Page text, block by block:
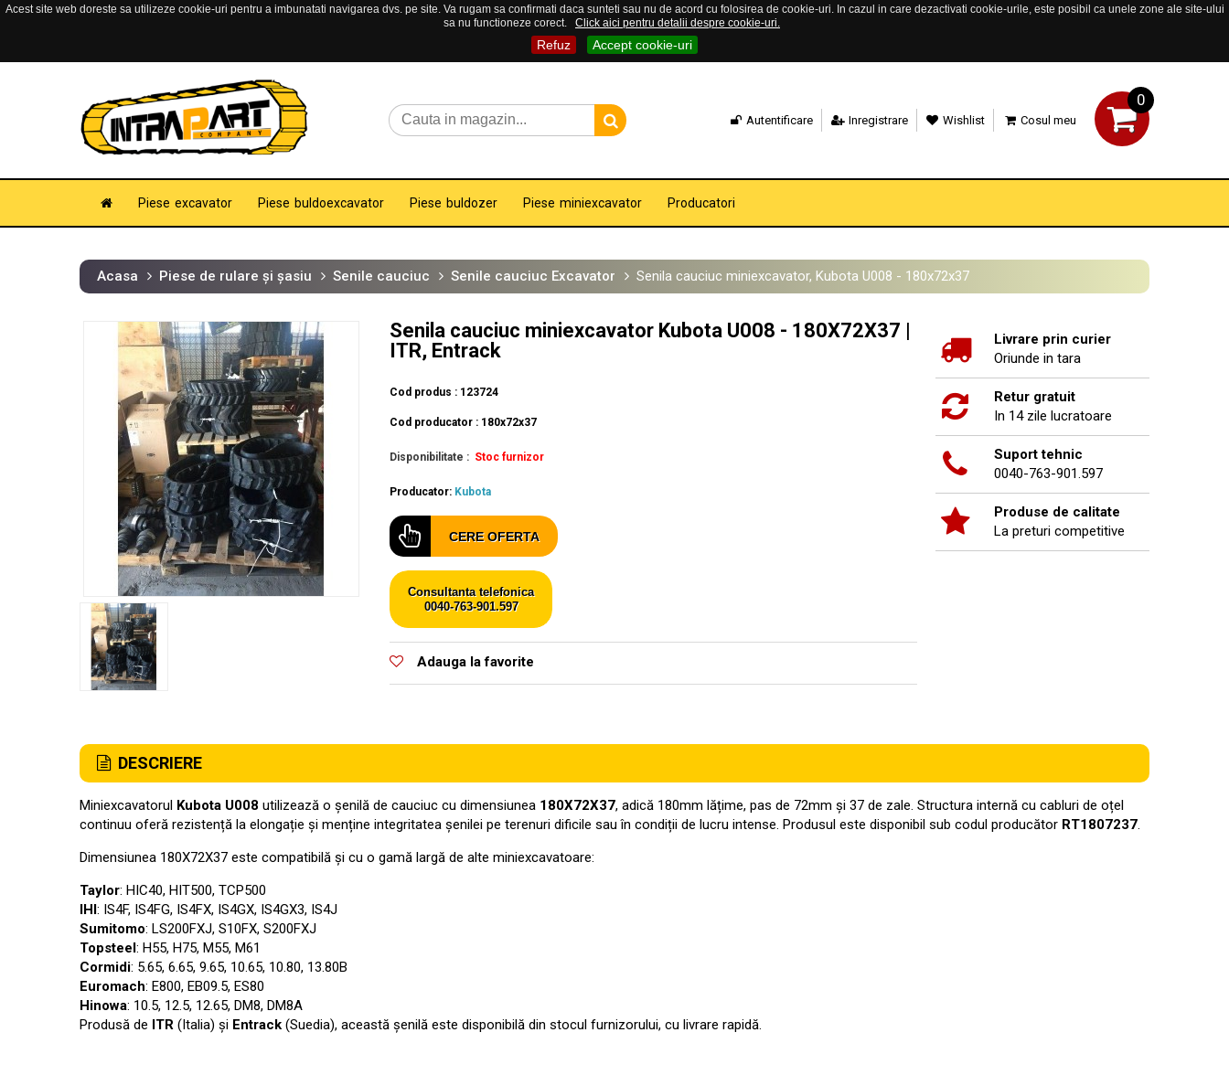
Acest site web doreste sa utilizeze cookie-uri pentru a imbunatati navigarea dvs. pe site. Va rugam sa confirmati daca sunteti sau nu de acord cu folosirea de cookie-uri. In cazul in care dezactivati cookie-urile, este posibil ca unele zone ale site-ului
sa nu functioneze corect.
Click aici pentru detalii despre cookie-uri.
Refuz Accept cookie-uri
0
Autentificare Inregistrare Wishlist Cosul meu
Piese excavator Piese buldoexcavator Piese buldozer Piese miniexcavator Producatori
Acasa Piese de rulare și șasiu Senile cauciuc Senile cauciuc Excavator Senila cauciuc miniexcavator, Kubota U008 - 180x72x37
Livrare prin curier
Oriunde in tara
Retur gratuit
In 14 zile lucratoare
Suport tehnic
0040-763-901.597
Produse de calitate
La preturi competitive
Senila cauciuc miniexcavator Kubota U008 - 180X72X37 |
ITR, Entrack
Cod produs : 123724
Cod producator : 180x72x37
Disponibilitate : Stoc furnizor
Producator: Kubota
CERE OFERTA
Consultanta telefonica
0040-763-901.597
Adauga la favorite
DESCRIERE
Miniexcavatorul Kubota U008 utilizează o șenilă de cauciuc cu dimensiunea 180X72X37, adică 180mm lățime, pas de 72mm și 37 de zale. Structura internă cu cabluri de oțel
continuu oferă rezistență la elongație și menține integritatea șenilei pe terenuri dificile sau în condiții de lucru intense. Produsul este disponibil sub codul producător RT1807237.
Dimensiunea 180X72X37 este compatibilă și cu o gamă largă de alte miniexcavatoare:
Taylor: HIC40, HIT500, TCP500
IHI: IS4F, IS4FG, IS4FX, IS4GX, IS4GX3, IS4J
Sumitomo: LS200FXJ, S10FX, S200FXJ
Topsteel: H55, H75, M55, M61
Cormidi: 5.65, 6.65, 9.65, 10.65, 10.80, 13.80B
Euromach: E800, EB09.5, ES80
Hinowa: 10.5, 12.5, 12.65, DM8, DM8A
Produsă de ITR (Italia) și Entrack (Suedia), această șenilă este disponibilă din stocul furnizorului, cu livrare rapidă.